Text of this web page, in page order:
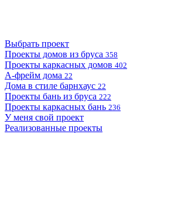
Выбрать проект
Проекты домов из бруса 358
Проекты каркасных домов 402
А-фрейм дома 22
Дома в стиле барнхаус 22
Проекты бань из бруса 222
Проекты каркасных бань 236
У меня свой проект
Реализованные проекты